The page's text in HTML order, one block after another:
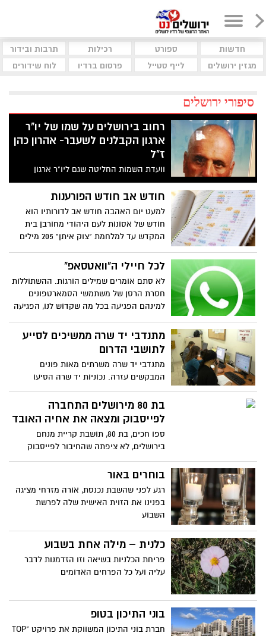
חדשות ספורט רכילות
תרבות ובידור
מגזין ירושלים
לייף סטייל פרסום ברדיו לוח שידורים
סיפורי ירושלים
רחוב בירושלים על שמו של יו"ר
ארגון הקבלנים לשעבר- אהרון כהן
ז"ל
וועדת השמות החליטה שגם ליו"ר ארגון
הקבלנים לשעבר מגיע שיקראו רחוב על שמו
חודש אב חודש הפורענות
למעט יום האהבה חודש אב לדורותיו הוא
חודש של אסונות לעם היהודי מחורבן בית
המקדש עד למלחמת "צוק איתן" 205 מילים
לכל חיילי ה"וואטסאפ"
לא סתם אומרים שמילים הורגות. ההשתוללות
חסרת הרסן של משתמשי הסמארטפונים
למינהם הפגיעה בכל מה שקדוש לנו, הפגיעה
נסבלת. כנראה שלא בכדי אנחנו אלה
שהמציאו את ה"ווטסאפ"
מתנדבי יד שרה ממשיכים לסייע
לתושבי הדרום
מתנדבי יד שרה משרתים מאות פונים
המבקשים עזרה. נכוניות יד שרה הסיעו
אנשים בכיסאות גלגלים מהדרום שביקשו
להתרחק מקו האש הקרוב לעזה ולנסוע
צפונה
בת 80 מירושלים התחברה
לפייסבוק ומצאה את אחיה האובד
ספו חכים, בת 80, תושבת קריית מנחם
בירושלים, לא ציפתה שהחיבור לפייסבוק
ישנה את חייה באופן כל כך דרמטי. לפני
מספר חודשים נרשמה חכים לקורס של
למדה חכים להשתמש בפייסבוק וכך מצאה
יותר מעשור
בוחרים באור
רגע לפני שהשבת נכנסת, אורה מזרחי מציגה
בפנינו את הזוית האישית שלה לפרשת
השבוע
כלנית – מילה אחת בשבוע
פריחת הכלניות בשיאה וזו הזדמנות לדבר
עליה ועל כל הפרחים האדומים
בוני התיכון בטופ
חברת בוני התיכון המשווקת את פרויקט "TOP